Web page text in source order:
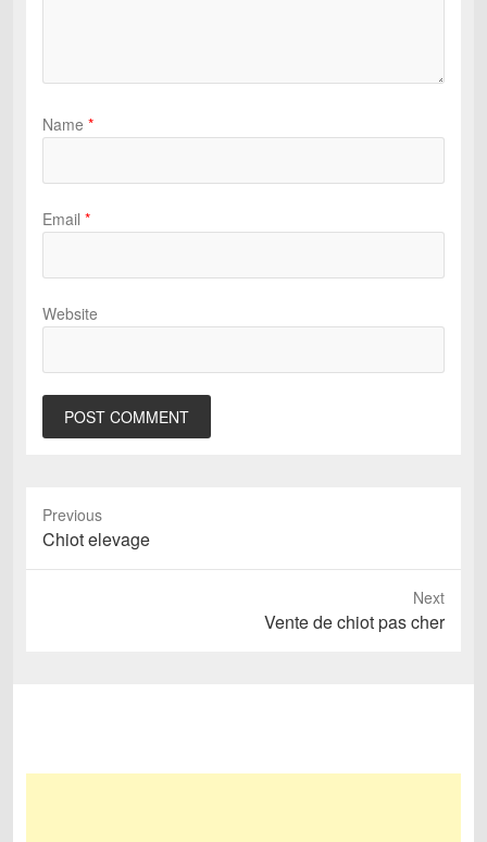
Name *
Email *
Website
Previous
Previous
post:
Chiot elevage
Next
Vente de chiot pas cher